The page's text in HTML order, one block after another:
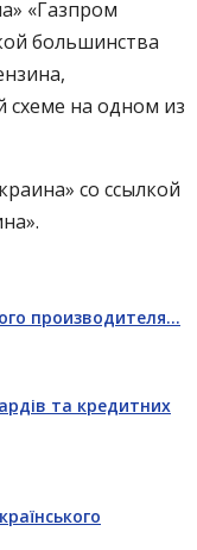
«Газпром
большинства
схеме на одном из
со ссылкой
производителя…
та кредитних